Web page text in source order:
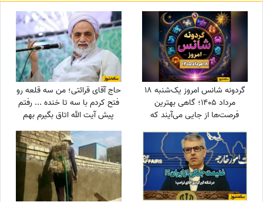
گردونه شانس امروز یک‌شنبه 18
مرداد 1405؛ گاهی بهترین
فرصت‌ها از جایی می‌آیند که
انتظارش را نداری
حاج آقای قرائتی؛ من سه قلعه رو
فتح کردم با سه تا خنده ... رفتم
پیش آیت الله اتاق بگیرم بهم
اتاق ندادن گفتن ریش نداری..
خندوندمش با این خنده قانون
عمامه و ریش رفت هوا..😂👌